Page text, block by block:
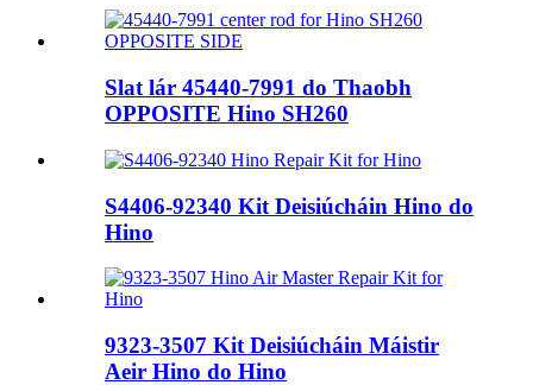
Slat lár 45440-7991 do Thaobh
OPPOSITE Hino SH260
S4406-92340 Kit Deisiúcháin Hino do
Hino
9323-3507 Kit Deisiúcháin Máistir
Aeir Hino do Hino